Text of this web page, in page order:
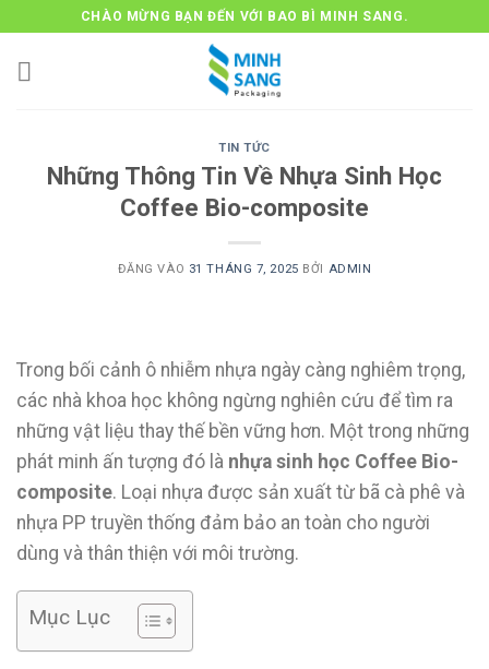
qua
nội
CHÀO MỪNG BẠN ĐẾN VỚI BAO BÌ MINH SANG.
TIN TỨC
Những Thông Tin Về Nhựa Sinh Học
Coffee Bio-composite
ĐĂNG VÀO 31 THÁNG 7, 2025 BỞI ADMIN
Trong bối cảnh ô nhiễm nhựa ngày càng nghiêm trọng,
các nhà khoa học không ngừng nghiên cứu để tìm ra
những vật liệu thay thế bền vững hơn. Một trong những
phát minh ấn tượng đó là nhựa sinh học Coffee Bio-
composite. Loại nhựa được sản xuất từ bã cà phê và
nhựa PP truyền thống đảm bảo an toàn cho người
dùng và thân thiện với môi trường.
Mục Lục